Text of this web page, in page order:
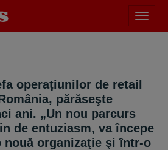
meniu
operaţiunilor de retail
părăseşte
ani. „Un nou parcurs
de entuziasm, va începe
organizaţie şi într-o